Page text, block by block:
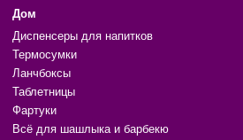
Дом
Диспенсеры для напитков
Термосумки
Ланчбоксы
Таблетницы
Фартуки
Всё для шашлыка и барбекю